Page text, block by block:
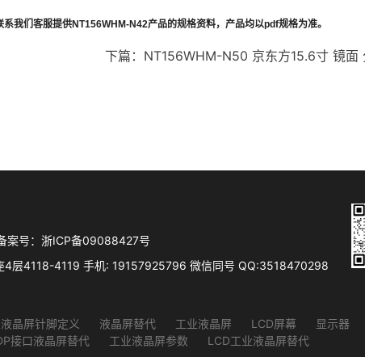
系我们客服提供NT156WHM-N42产品的规格资料，产品均以pdf规格为准。
下篇： NT156WHM-N50 京东方15.6寸 镜
号： 浙ICP备09088427号
4层4118-4119 手机: 19157925796 微信同号 QQ:3518470298
晶屏针脚定义 液晶屏替代 工业液晶屏 LCD屏幕 显示器
接口液晶屏替代 工业液晶屏参数 LCD工业液晶屏替代